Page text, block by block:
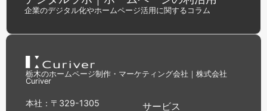
企業のデジタル化やホームページ活用に関するコラム
栃木のホームページ制作・マーケティング会社｜株式会社
Curiver
本社：〒329-1305 サービス